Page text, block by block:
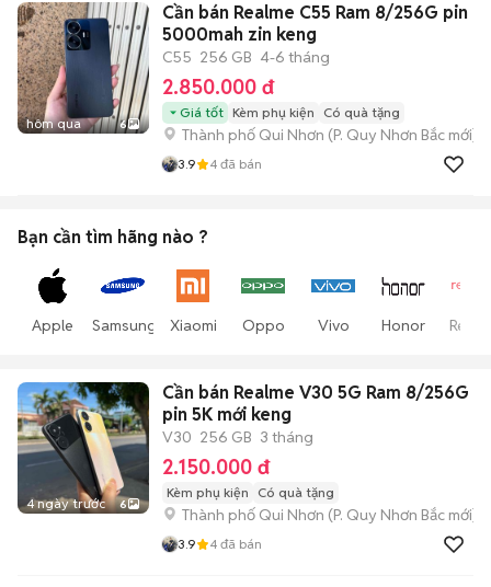
hôm qua 6
Cần bán Realme C55 Ram 8/256G pin
5000mah zin keng
C55 256 GB 4-6 tháng
2.850.000 đ
Giá tốt Kèm phụ kiện Có quà tặng
Thành phố Qui Nhơn (P. Quy Nhơn Bắc mới)
3.9 4 đã bán
Bạn cần tìm hãng nào ?
Apple Samsung Xiaomi Oppo Vivo Honor
4 ngày trước 6
Cần bán Realme V30 5G Ram 8/256G
pin 5K mới keng
V30 256 GB 3 tháng
2.150.000 đ
Kèm phụ kiện Có quà tặng
Thành phố Qui Nhơn (P. Quy Nhơn Bắc mới)
3.9 4 đã bán